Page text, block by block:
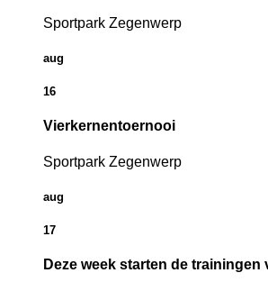
Sportpark Zegenwerp
aug
16
Vierkernentoernooi
Sportpark Zegenwerp
aug
17
Deze week starten de